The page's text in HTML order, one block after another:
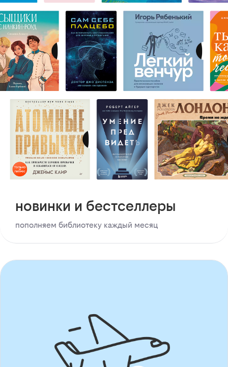
новинки и бестселлеры
пополняем библиотеку каждый месяц